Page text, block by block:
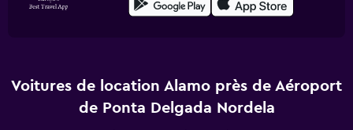
Voitures de location Alamo près de Aéroport
de Ponta Delgada Nordela